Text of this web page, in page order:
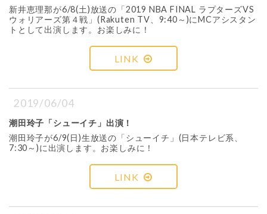
新井恵理那が6/8(土)放送の「2019 NBA FINAL ラプターズVS
ウォリアーズ第４戦」(Rakuten TV、9:40～)にMCアシスタン
トとして出演します。お楽しみに！
LINK
2019/06/04
潮田玲子「シューイチ」出演！
潮田玲子が6/9(日)生放送の「シューイチ」(日本テレビ系、
7:30～)に出演します。お楽しみに！
LINK